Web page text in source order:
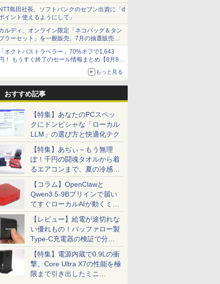
島田社長、ソフトバンクのセブン出資に「d
イント使えるようにして」
ルディ、オンライン限定「ネコバッグ＆タン
ラーセット」を一般販売。7月の抽選販売の
選無効分
オクトパストラベラー」70%オフで1,643
！ もうすぐ終了のセール情報まとめ【8月8日
ンテンドーeショップでは「大神 絶景版」が
もっと見る
おすすめ記事
【特集】あなたのPCスペッ
クにドンピシャな「ローカル
LLM」の選び方と快適化テク
【特集】あぢぃ～もう無理
ぽ！千円の闘魂タオルから着
るエアコンまで、夏の冷感グ
ッズ一挙紹介
【コラム】OpenClawと
Qwen3.5-9Bプリインで届い
てすぐローカルAIが動くミニ
PC「SER9 Pro」
【レビュー】給電が途切れな
い優れもの！バッファロー製
Type-C充電器の検証で分か
ったこと
【特集】電源内蔵で0.9Lの衝
撃。Core Ultra X7の性能を極
限まで引き出したミニ